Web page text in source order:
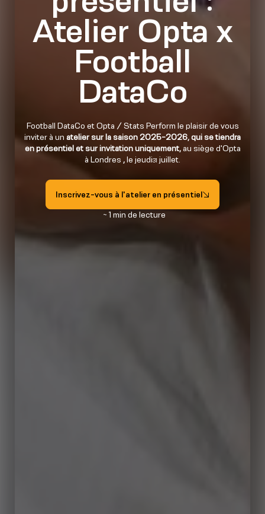
Atelier Opta x
Football
DataCo
Football DataCo et Opta / Stats Perform le plaisir de vous
inviter à un atelier sur la saison 2025-2026, qui se tiendra
en présentiel et sur invitation uniquement,au siège d'Opta
à Londres ,le jeudi31 juillet.
Inscrivez-vous à l'atelier en présentiel
~ 1 min de lecture